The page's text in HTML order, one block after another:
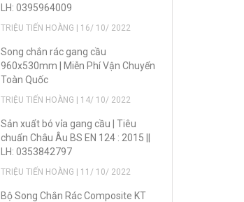
LH: 0395964009
TRIỆU TIẾN HOÀNG | 16/ 10/ 2022
Song chắn rác gang cầu
960x530mm | Miễn Phí Vận Chuyển
Toàn Quốc
TRIỆU TIẾN HOÀNG | 14/ 10/ 2022
Sản xuẩt bó vỉa gang cầu | Tiêu
chuẩn Châu Âu BS EN 124 : 2015 ||
LH: 0353842797
TRIỆU TIẾN HOÀNG | 11/ 10/ 2022
Bộ Song Chắn Rác Composite KT